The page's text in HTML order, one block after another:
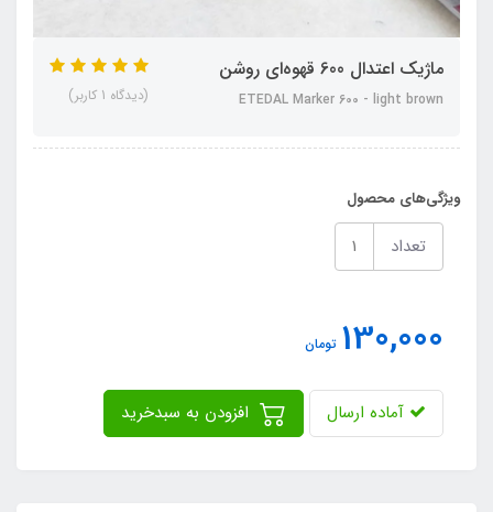
ماژیک اعتدال 600 قهوه‌ای روشن
ETEDAL Marker 600 - light brown (دیدگاه 1 کاربر)
ویژگی‌های محصول
تعداد
130,000 تومان
آماده ارسال